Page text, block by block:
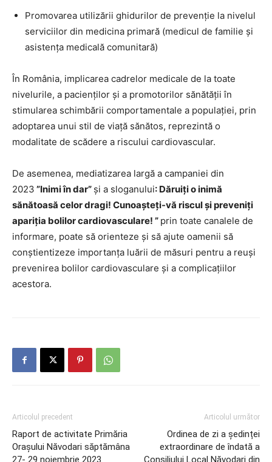
Promovarea utilizării ghidurilor de prevenție la nivelul
serviciilor din medicina primară (medicul de familie și
asistența medicală comunitară)
În România, implicarea cadrelor medicale de la toate
nivelurile, a pacienților și a promotorilor sănătății în
stimularea schimbării comportamentale a populației, prin
adoptarea unui stil de viață sănătos, reprezintă o
modalitate de scădere a riscului cardiovascular.
De asemenea, mediatizarea largă a campaniei din
2023 ”Inimi în dar” și a sloganului: Dăruiți o inimă
sănătoasă celor dragi! Cunoașteți-vă riscul și preveniți
apariția bolilor cardiovasculare! ” prin toate canalele de
informare, poate să orienteze și să ajute oamenii să
conștientizeze importanța luării de măsuri pentru a reuși
prevenirea bolilor cardiovasculare și a complicațiilor
acestora.
Articolul precedent
Raport de activitate Primăria
Orașului Năvodari săptămâna
27- 29 noiembrie 2023
Articolul următor
Ordinea de zi a ședinței
extraordinare de îndată a
Consiliului Local Năvodari din